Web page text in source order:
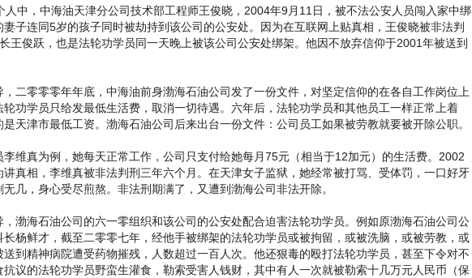
人中，中海油天津分公司技术部工程师王俊晓，2004年9月11日，被不法公安人员闯入家中绑
妻子连同5岁的孩子同时被劫持到该公司的公安处。因为在互联网上贴真相，王俊晓被非法判
王俊跃，也是法轮功学员同一天晚上被该公司公安处绑架。他因不放弃信仰于2001年被送到
，二零零零年年底，中海油前身渤海石油公司发了一份文件，对坚定信仰的在各自工作岗位上
轮功学员只给发最低生活费，取消一切待遇。六年后，法轮功学员和其他员工一样正常上着
天津市最低工资。渤海石油公司后来出台一份文件：公司员工如果被劳教就要被开除公职。
李维真为例，她每天正常工作，公司只支付给她每月75元（相当于12加元）的生活费。2002
讲真相，李维真被非法判刑三年六个月。在天津女子监狱，她经常被打骂、受体罚，一口好牙
几，身心受尽煎熬。非法刑期满了，又遭到渤海公司非法开除。
，渤海石油公司的六一零组织和该公司的公安处配合迫害法轮功学员。例如原渤海石油公司公
长杨鲜才，截至二零零七年，经他手被绑架的法轮功学员或被拘留，或被洗脑，或被劳教，或
送到精神病院遭受药物摧残，人数超过一百人次。他还狠毒的殴打法轮功学员，甚至下令对不
抗议的法轮功学员野蛮生灌食，勒索受害人钱财，其中有人一次就被勒索十几万元人民币（保